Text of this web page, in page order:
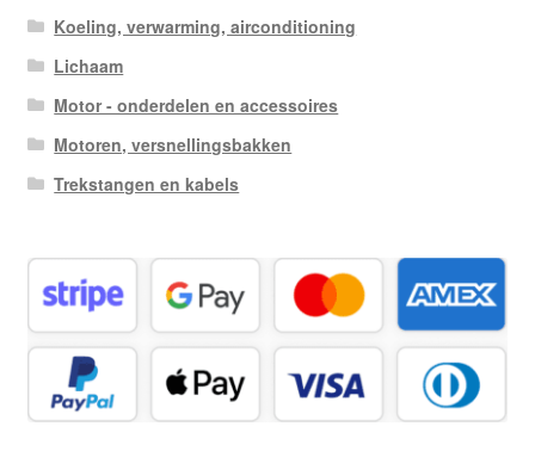
Koeling, verwarming, airconditioning
Lichaam
Motor - onderdelen en accessoires
Motoren, versnellingsbakken
Trekstangen en kabels